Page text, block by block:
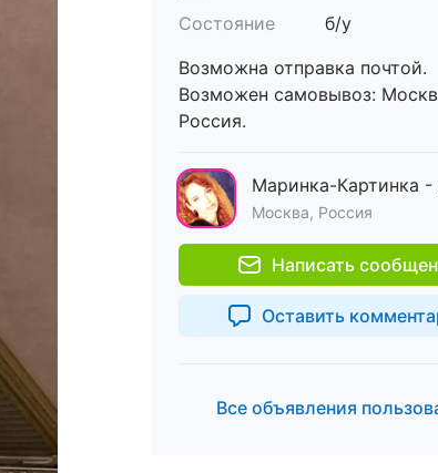
Состояние
б/у
Возможна отправка почтой.
Возможен самовывоз:
Россия.
Москва, Россия
Написать
Оставить
Все объявления